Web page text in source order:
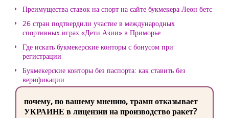
Преимущества ставок на спорт на сайте букмекера Леон бетс
26 стран подтвердили участие в международных
спортивных играх «Дети Азии» в Приморье
Где искать букмекерские конторы с бонусом при
регистрации
Букмекерские конторы без паспорта: как ставить без
верификации
почему, по вашему мнению, трамп отказывает
УКРАИНЕ в лицензии на производство ракет?